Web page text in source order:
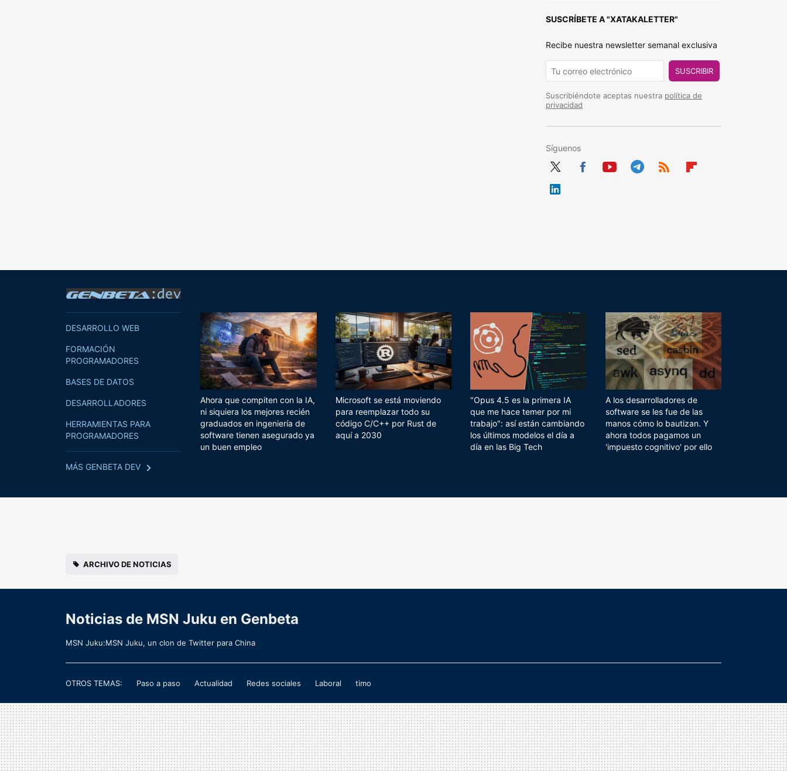
SUSCRÍBETE A "XATAKALETTER"
Recibe nuestra newsletter semanal exclusiva
SUSCRIBIR
Suscribiéndote aceptas nuestra política de
privacidad
Síguenos
Twit
DESARROLLO WEB
FORMACIÓN
PROGRAMADORES
BASES DE DATOS
DESARROLLADORES
HERRAMIENTAS PARA
PROGRAMADORES
MÁS GENBETA DEV
Ahora que compiten con la IA,
ni siquiera los mejores recién
graduados en ingeniería de
software tienen asegurado ya
un buen empleo
Microsoft se está moviendo
para reemplazar todo su
código C/C++ por Rust de
aquí a 2030
"Opus 4.5 es la primera IA
que me hace temer por mi
trabajo": así están cambiando
los últimos modelos el día a
día en las Big Tech
A los desarrolladores de
software se les fue de las
manos cómo lo bautizan. Y
ahora todos pagamos un
'impuesto cognitivo' por ello
ARCHIVO DE NOTICIAS
Noticias de MSN Juku en Genbeta
MSN Juku:MSN Juku, un clon de Twitter para China
OTROS TEMAS: Paso a paso Actualidad Redes sociales Laboral timo